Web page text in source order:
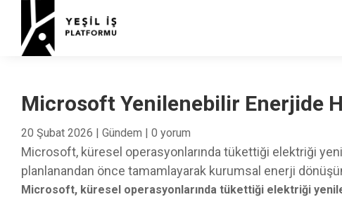
Microsoft Yenilenebilir Enerjide
20 Şubat 2026 | Gündem | 0 yorum
Microsoft, küresel operasyonlarında tükettiği elektriği
planlanandan önce tamamlayarak kurumsal enerji
Microsoft, küresel operasyonlarında tükettiği elektriği